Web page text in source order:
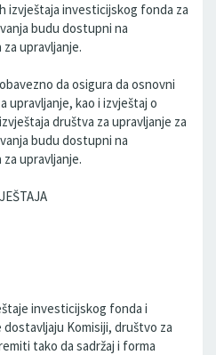
izvještaja investicijskog fonda za
budu dostupni na
upravljanje.
da osigura da osnovni
upravljanje, kao i izvještaj o
društva za upravljanje za
budu dostupni na
upravljanje.
investicijskog fonda i
Komisiji, društvo za
tako da sadržaj i forma